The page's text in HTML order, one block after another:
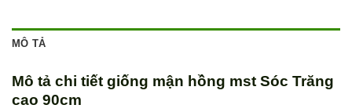
MÔ TẢ
Mô tả chi tiết giống mận hồng mst Sóc Trăng
cao 90cm